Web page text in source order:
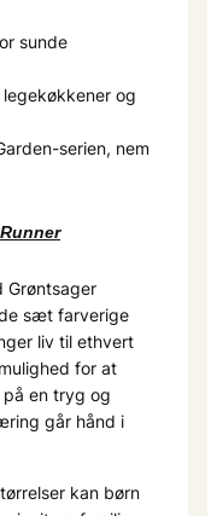
sunde
og
serien, nem
Grøntsager
sæt farverige
liv til ethvert
for at
en tryg og
går hånd i
kan børn